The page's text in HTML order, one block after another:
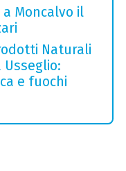
Moncalvo il
Naturali
e fuochi